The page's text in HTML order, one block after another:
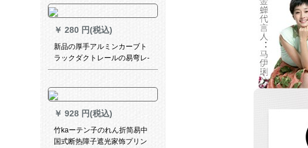
ステムシステム寝室ビエング
男の子部屋出窓つぎわわわわ
帆船-布ka teon 1メートル幅専
门撮影
￥ 280 円(税込)
新品の厚手アルミンカーブト
ラックダクトレールの易弯レ-
ルレールレールモノレールの
ールレールレールの滑車カー
ルテールモノポールローマポ
ールのダブルロッドに象牙の
白モノレール+トップロードを
取り付けます。
￥ 928 円(税込)
竹kaーテン子のれん折简易中
国式断热障子遮光家饰プリン